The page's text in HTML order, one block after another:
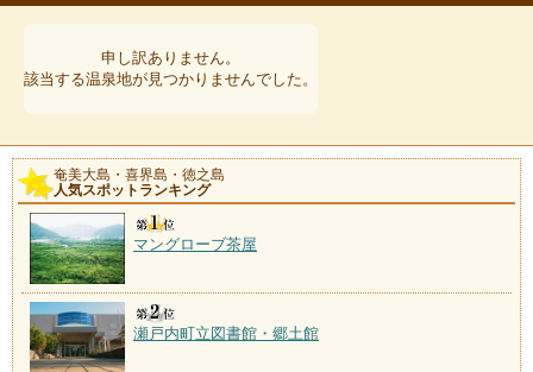
申し訳ありません。
該当する温泉地が見つかりませんでした。
奄美大島・喜界島・徳之島
人気スポットランキング
マングローブ茶屋
瀬戸内町立図書館・郷土館